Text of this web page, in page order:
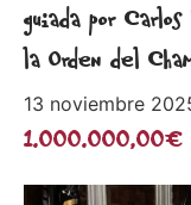
guiada por
la Orden del
13 noviembre
1.000.000,00€